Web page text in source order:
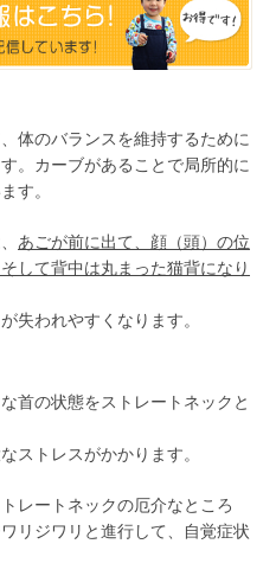
体のバランスを維持するために
。カーブがあることで局所的に
す。
あごが前に出て、顔（頭）の位
して背中は丸まった猫背になり
失われやすくなります。
首の状態をストレートネックと
ストレスがかかります。
レートネックの厄介なところ
リジワリと進行して、自覚症状